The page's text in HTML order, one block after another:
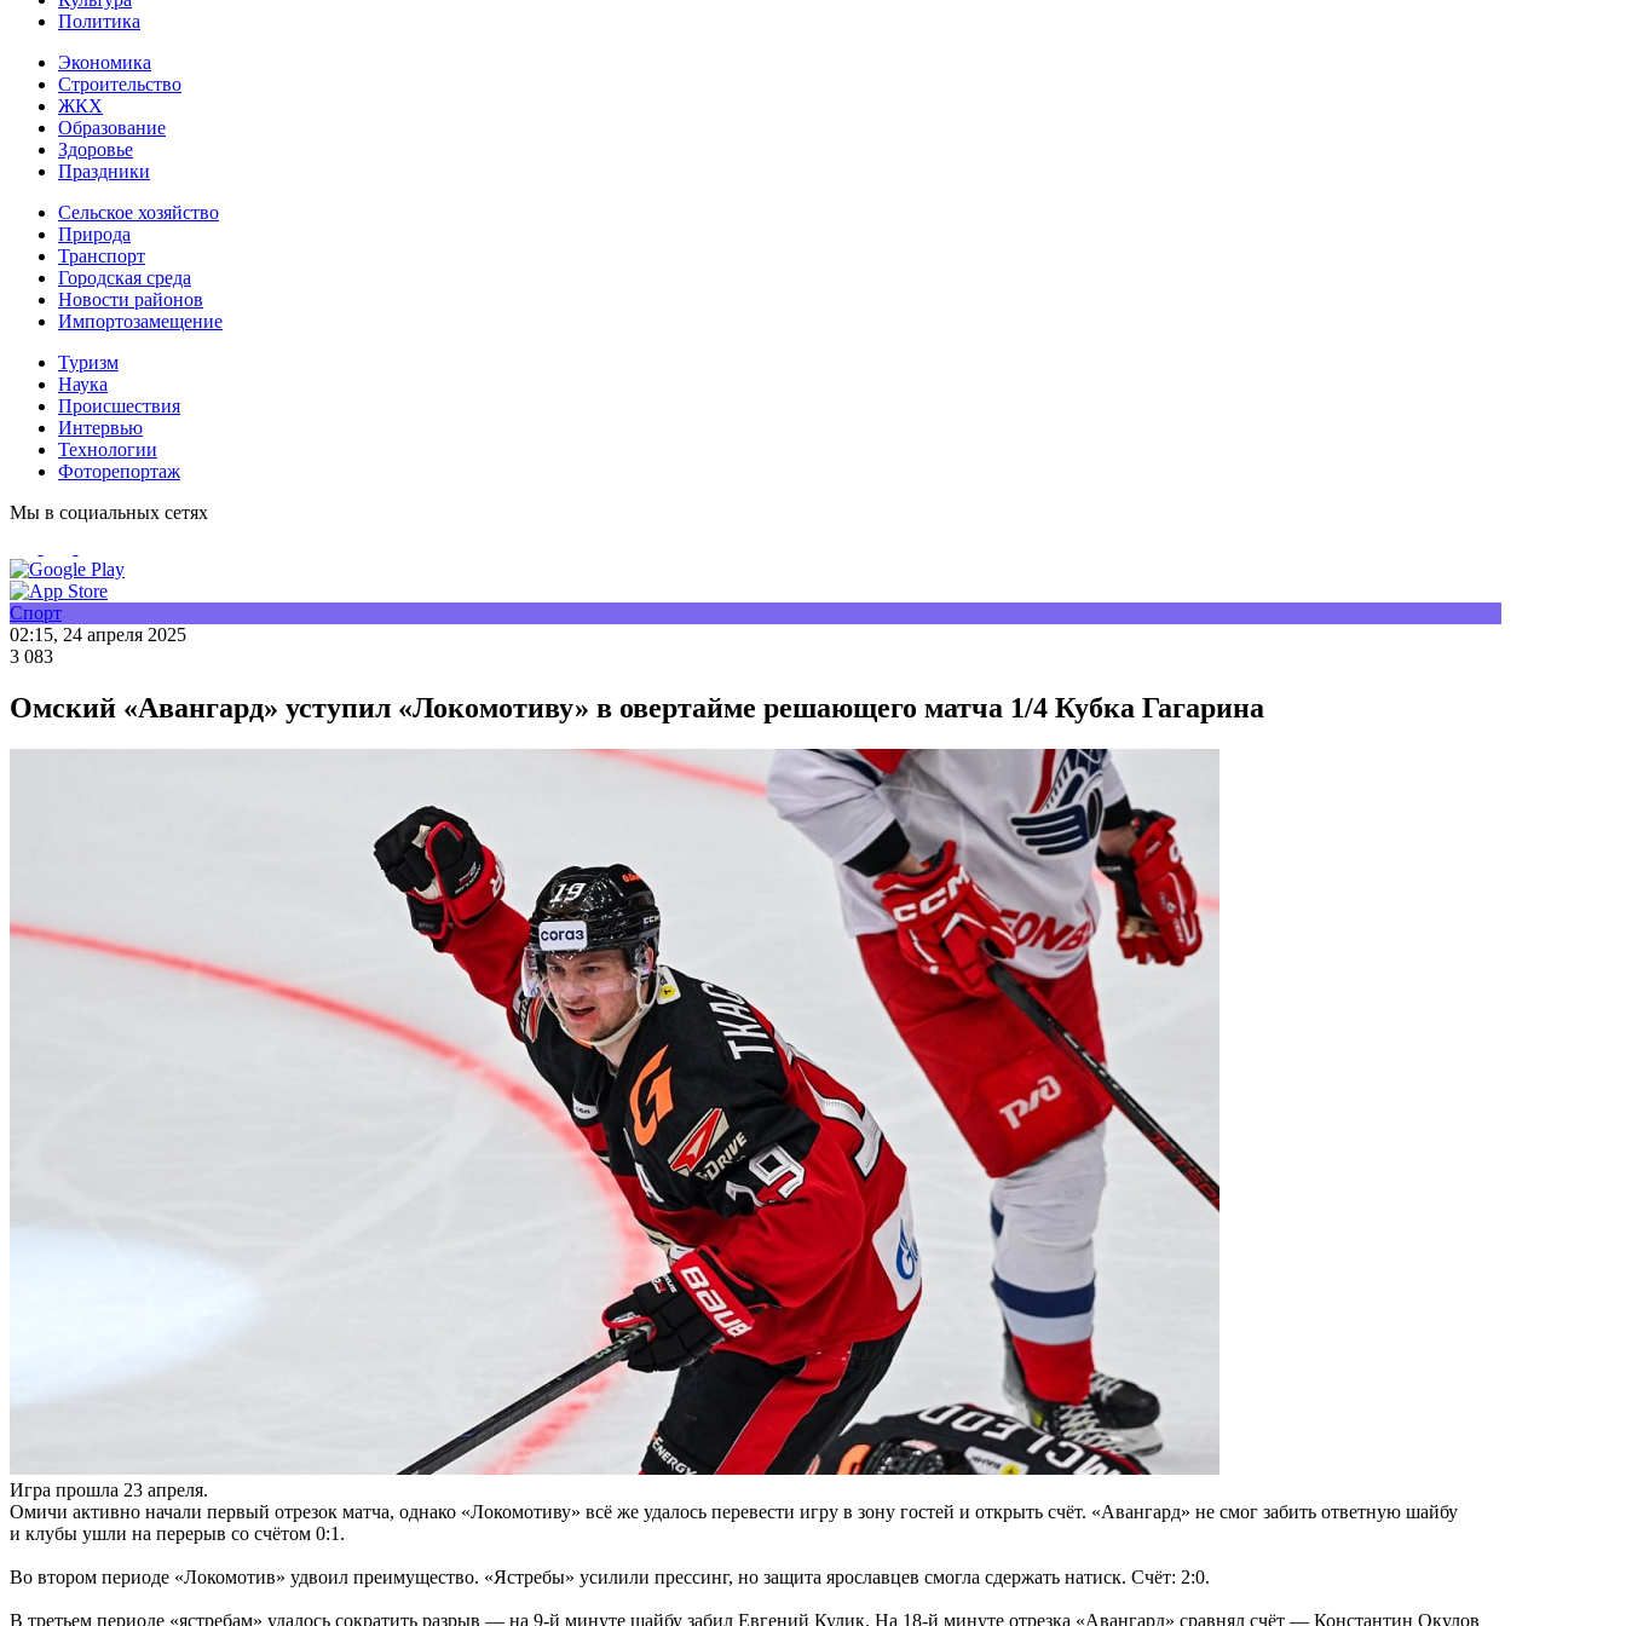
Политика
Экономика
Строительство
ЖКХ
Образование
Здоровье
Праздники
Сельское хозяйство
Природа
Транспорт
Городская среда
Новости районов
Импортозамещение
Туризм
Наука
Происшествия
Интервью
Технологии
Фоторепортаж
Мы в социальных сетях
Спорт
02:15, 24 апреля 2025
3 083
Омский «Авангард» уступил «Локомотиву» в овертайме решающего матча 1/4 Кубка Гагарина
Игра прошла 23 апреля.
Омичи активно начали первый отрезок матча, однако «Локомотиву» всё же удалось перевести игру в зону гостей и открыть счёт. «Авангард» не смог забить ответную шайбу
и клубы ушли на перерыв со счётом 0:1.
Во втором периоде «Локомотив» удвоил преимущество. «Ястребы» усилили прессинг, но защита ярославцев смогла сдержать натиск. Счёт: 2:0.
В третьем периоде «ястребам» удалось сократить разрыв — на 9-й минуте шайбу забил Евгений Кулик. На 18-й минуте отрезка «Авангард» сравнял счёт — Константин Окулов